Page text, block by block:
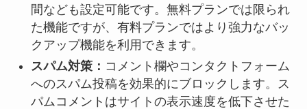
間なども設定可能です。無料プランでは限られ
た機能ですが、有料プランではより強力なバッ
クアップ機能を利用できます。
スパム対策： コメント欄やコンタクトフォーム
へのスパム投稿を効果的にブロックします。ス
パムコメントはサイトの表示速度を低下させた